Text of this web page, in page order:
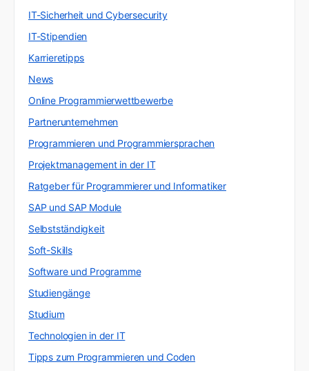
IT-Sicherheit und Cybersecurity
IT-Stipendien
Karrieretipps
News
Online Programmierwettbewerbe
Partnerunternehmen
Programmieren und Programmiersprachen
Projektmanagement in der IT
Ratgeber für Programmierer und Informatiker
SAP und SAP Module
Selbstständigkeit
Soft-Skills
Software und Programme
Studiengänge
Studium
Technologien in der IT
Tipps zum Programmieren und Coden